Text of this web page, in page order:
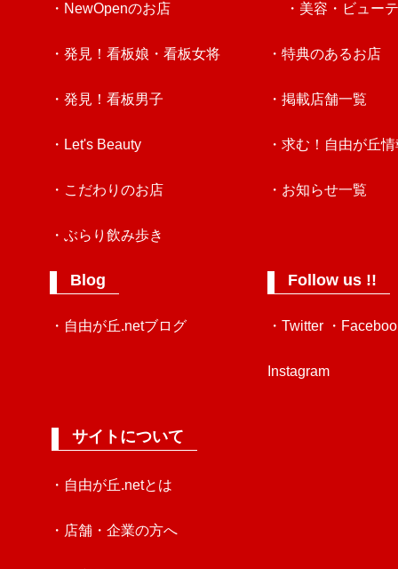
・NewOpenのお店
・発見！看板娘・看板女将
・発見！看板男子
・Let's Beauty
・こだわりのお店
・ぶらり飲み歩き
Blog
・自由が丘.netブログ
・美容・ビュー
・特典のあるお店
・掲載店舗一覧
・求む！自由が丘
・お知らせ一覧
Follow us !!
・Twitter ・
Instagram
サイトについて
・自由が丘.netとは
・店舗・企業の方へ